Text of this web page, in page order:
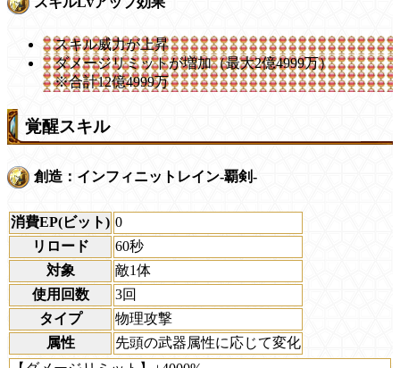
スキル威力が上昇
ダメージリミットが増加（最大2億4999万）
※合計12億4999万
覚醒スキル
創造：インフィニットレイン-覇剣-
消費EP(ビット) 0
リロード
60秒
対象
敵1体
使用回数
3回
タイプ
物理攻撃
属性
先頭の武器属性に応じて変化